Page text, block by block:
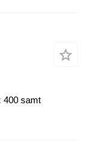
400 samt